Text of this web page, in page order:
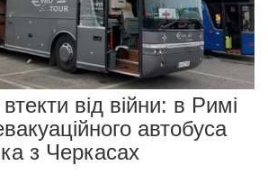
від війни: в Римі
автобуса
з Черкасах